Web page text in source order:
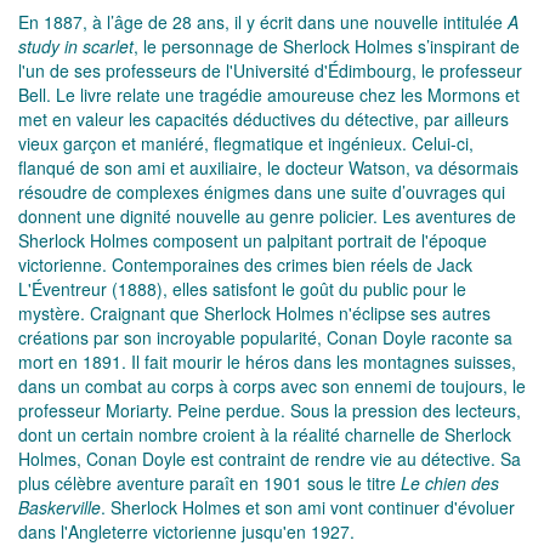
En 1887, à l’âge de 28 ans, il y écrit dans une nouvelle intituléeA
study in scarlet, le personnage de Sherlock Holmes s’inspirant de
l'un de ses professeurs de l'Université d'Édimbourg, le professeur
Bell. Le livre relate une tragédie amoureuse chez les Mormons et
met en valeur les capacités déductives du détective, par ailleurs
vieux garçon et maniéré, flegmatique et ingénieux. Celui-ci,
flanqué de son ami et auxiliaire, le docteur Watson, va désormais
résoudre de complexes énigmes dans une suite d’ouvrages qui
donnent une dignité nouvelle au genre policier. Les aventures de
Sherlock Holmes composent un palpitant portrait de l'époque
victorienne. Contemporaines des crimes bien réels de Jack
L'Éventreur (1888), elles satisfont le goût du public pour le
mystère. Craignant que Sherlock Holmes n'éclipse ses autres
créations par son incroyable popularité, Conan Doyle raconte sa
mort en 1891. Il fait mourir le héros dans les montagnes suisses,
dans un combat au corps à corps avec son ennemi de toujours, le
professeur Moriarty. Peine perdue. Sous la pression des lecteurs,
dont un certain nombre croient à la réalité charnelle de Sherlock
Holmes, Conan Doyle est contraint de rendre vie au détective. Sa
plus célèbre aventure paraît en 1901 sous le titre Le chien des
Baskerville. Sherlock Holmes et son ami vont continuer d'évoluer
dans l'Angleterre victorienne jusqu'en 1927.